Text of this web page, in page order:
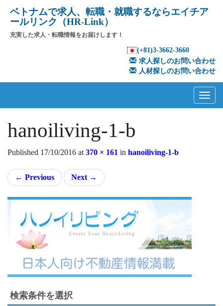
ベトナムで求人、転職・就職するならエイチア
ールリンク（HR-Link）
充実した求人・転職情報をお届けします！
(+81)3-3662-3660
求人探しのお問い合わせ
人材探しのお問い合わせ
Menu
content
hanoiliving-1-b
Published 17/10/2016 at 370 × 161 in hanoiliving-1-b
← Previous Next →
検索条件を選択